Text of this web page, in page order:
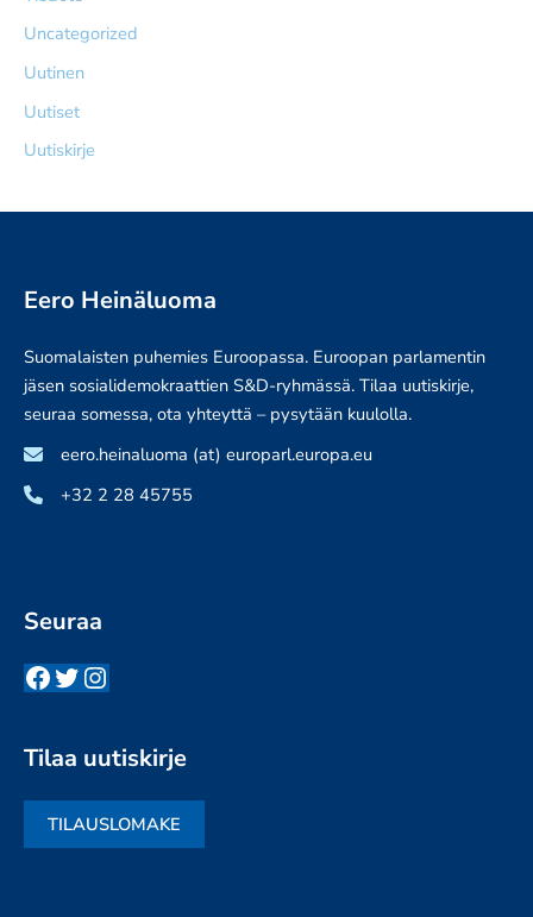
Uncategorized
Uutinen
Uutiset
Uutiskirje
Eero Heinäluoma
Suomalaisten puhemies Euroopassa. Euroopan parlamentin
jäsen sosialidemokraattien S&D-ryhmässä. Tilaa uutiskirje,
seuraa somessa, ota yhteyttä – pysytään kuulolla.
eero.heinaluoma (at) europarl.europa.eu
+32 2 28 45755
Seuraa
Facebook
Twitter
Instagram
Tilaa uutiskirje
TILAUSLOMAKE